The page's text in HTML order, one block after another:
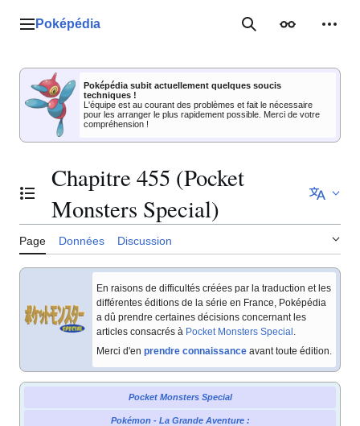
Menu principal
Poképédia RechercherApparence
Poképédia subit actuellement quelques soucis
techniques !
L'équipe est au courant des problèmes et fait le nécessaire
pour les arranger le plus rapidement possible. Merci de votre
compréhension !
Basculer la table des matières
Chapitre 455 (Pocket
Monsters Special)
Page Données Discussion
En raisons de difficultés créées par la traduction et les
différentes éditions de la série en France, Poképédia
a dû prendre certaines décisions concernant les
articles consacrés à Pocket Monsters Special.
Merci d'en prendre connaissance avant toute édition.
Pocket Monsters Special
Pokémon - La Grande Aventure :